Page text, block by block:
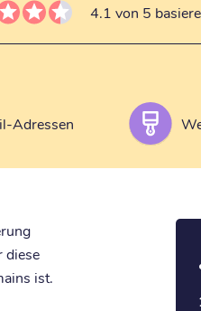
4.1 von 5
Adressen
diese
ist.